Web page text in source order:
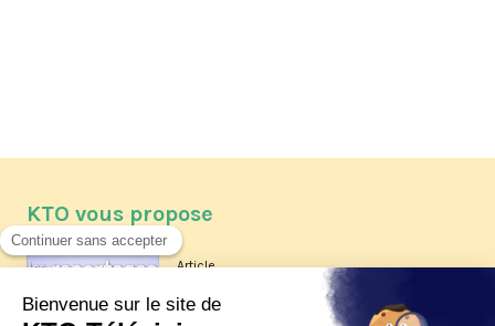
KTO vous propose
Article
Les reportages d'été 2026 de KTO